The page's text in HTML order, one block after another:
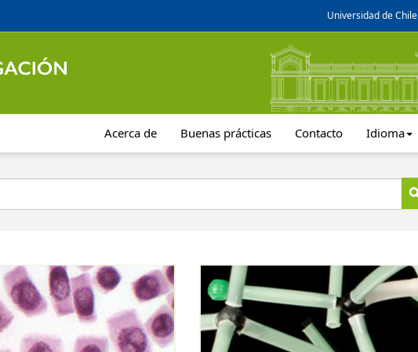
Universidad de Chile
Acerca de Buenas prácticas Contacto Idioma